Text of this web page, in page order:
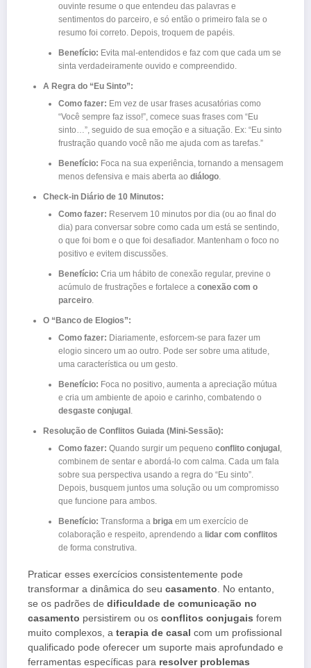
ouvinte resume o que entendeu das palavras e
sentimentos do parceiro, e só então o primeiro fala se o
resumo foi correto. Depois, troquem de papéis.
Benefício: Evita mal-entendidos e faz com que cada um se
sinta verdadeiramente ouvido e compreendido.
A Regra do “Eu Sinto”:
Como fazer: Em vez de usar frases acusatórias como
“Você sempre faz isso!”, comece suas frases com “Eu
sinto…”, seguido de sua emoção e a situação. Ex: “Eu sinto
frustração quando você não me ajuda com as tarefas.”
Benefício: Foca na sua experiência, tornando a mensagem
menos defensiva e mais aberta ao diálogo.
Check-in Diário de 10 Minutos:
Como fazer: Reservem 10 minutos por dia (ou ao final do
dia) para conversar sobre como cada um está se sentindo,
o que foi bom e o que foi desafiador. Mantenham o foco no
positivo e evitem discussões.
Benefício: Cria um hábito de conexão regular, previne o
acúmulo de frustrações e fortalece a conexão com o
parceiro.
O “Banco de Elogios”:
Como fazer: Diariamente, esforcem-se para fazer um
elogio sincero um ao outro. Pode ser sobre uma atitude,
uma característica ou um gesto.
Benefício: Foca no positivo, aumenta a apreciação mútua
e cria um ambiente de apoio e carinho, combatendo o
desgaste conjugal .
Resolução de Conflitos Guiada (Mini-Sessão):
Como fazer: Quando surgir um pequeno conflito conjugal ,
combinem de sentar e abordá-lo com calma. Cada um fala
sobre sua perspectiva usando a regra do “Eu sinto”.
Depois, busquem juntos uma solução ou um compromisso
que funcione para ambos.
Benefício: Transforma a briga em um exercício de
colaboração e respeito, aprendendo a lidar com conflitos
de forma construtiva.
Praticar esses exercícios consistentemente pode
transformar a dinâmica do seu casamento . No entanto,
se os padrões de dificuldade de comunicação no
casamento persistirem ou os conflitos conjugais forem
muito complexos, a terapia de casal com um profissional
qualificado pode oferecer um suporte mais aprofundado e
ferramentas específicas para resolver problemas